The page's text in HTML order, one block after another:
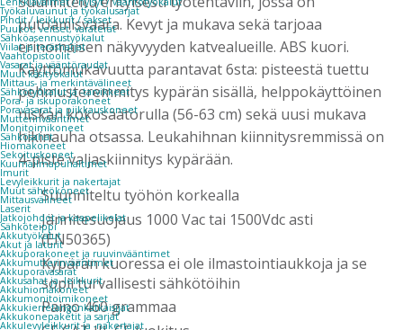
Työkaluvaunut ja työkalusarjat
Pihdit / leikkurit / sakset
Puukot, veitset, varaterät
Sähköasennustyökalut
Viilat ja teräsharjat
Vaahtopistoolit
Vasarat ja vääntöraudat
Muut käsityökalut
Mittaus- ja merkintävälineet
Sähkötyökalut ja -tarvikkeet
Pora- ja iskuporakoneet
Poravasarat ja piikkauskoneet
Mutterinvääntimet
Monitoimikoneet
Sähkösahat
Hiomakoneet
Sekoituskoneet
Kuumailmapuhaltimet
Imurit
Levyleikkurit ja nakertajat
Muut sähkökoneet
Mittausvälineet
Laserit
Jatkojohdot ja kaapelikelat
Sähköteippi
Akkutyökalut
Akut ja laturit
Akkuporakoneet ja ruuvinvääntimet
Akkumutterinvääntimet
Akkuporavasarat
Akkusahat ja -leikkurit
Akkuhiomakoneet
Akkumonitoimikoneet
Akkukierretangonkatkaisijat
Akkukonepaketit ja sarjat
Akkulevyleikkurit ja -nakertajat
putoamisvaara. Kevyt ja mukava sekä tarjoaa
erinomaisen näkyvyyden katvealueille. ABS kuori.
Käyttömukavuutta parantavat 6sta: pisteestä tuettu
pehmusteremmitys kypärän sisällä, helppokäyttöinen
niskan kokosäätörulla (56-63 cm) sekä uusi mukava
hikinauha otsassa. Leukahihnan kiinnitysremmissä on
4-piste valjaskiinnitys kypärään.
Suunniteltu työhön korkealla
Jännitesuojaus 1000 Vac tai 1500Vdc asti
(EN50365)
Kypärän kuoressa ei ole ilmastointiaukkoja ja se
sopii turvallisesti sähkötöihin
Paino 460 grammaa